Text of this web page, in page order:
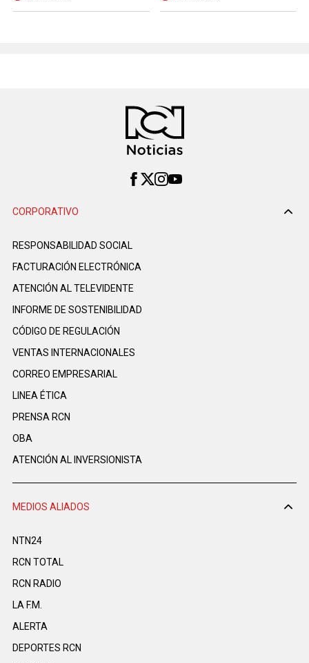
CORPORATIVO
RESPONSABILIDAD SOCIAL
FACTURACIÓN ELECTRÓNICA
ATENCIÓN AL TELEVIDENTE
INFORME DE SOSTENIBILIDAD
CÓDIGO DE REGULACIÓN
VENTAS INTERNACIONALES
CORREO EMPRESARIAL
LINEA ÉTICA
PRENSA RCN
OBA
ATENCIÓN AL INVERSIONISTA
MEDIOS ALIADOS
NTN24
RCN TOTAL
RCN RADIO
LA F.M.
ALERTA
DEPORTES RCN